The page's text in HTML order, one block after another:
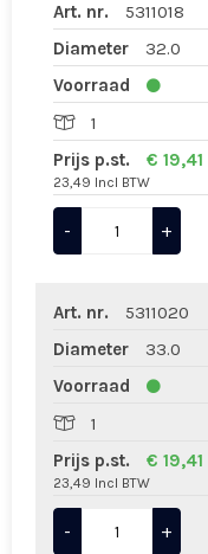
Art. nr.
5311018
Diameter
32.0
Voorraad
1
Prijs p.st.
€ 19,41
23,49 Incl BTW
- +
Art. nr.
5311020
Diameter
33.0
Voorraad
1
Prijs p.st.
€ 19,41
23,49 Incl BTW
- +